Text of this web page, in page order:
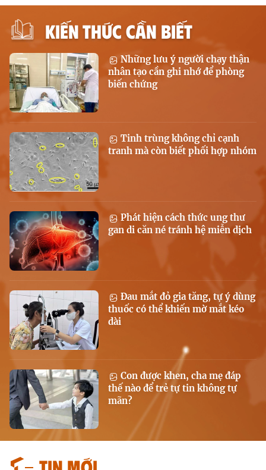
KIẾN THỨC CẦN BIẾT
Những lưu ý người chạy thận
nhân tạo cần ghi nhớ để phòng
biến chứng
Tinh trùng không chỉ cạnh
tranh mà còn biết phối hợp nhóm
Phát hiện cách thức ung thư
gan di căn né tránh hệ miễn dịch
Đau mắt đỏ gia tăng, tự ý dùng
thuốc có thể khiến mờ mắt kéo
dài
Con được khen, cha mẹ đáp
thế nào để trẻ tự tin không tự
mãn?